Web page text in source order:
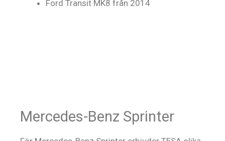
Ford Transit MK8 från 2014
Mercedes-Benz Sprinter